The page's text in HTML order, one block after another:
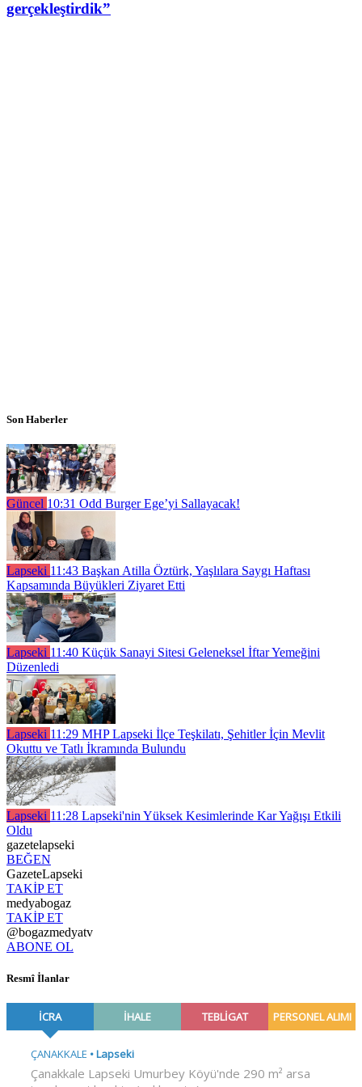
gerçekleştirdik”
Son Haberler
Güncel 10:31 Odd Burger Ege’yi Sallayacak!
Lapseki 11:43 Başkan Atilla Öztürk, Yaşlılara Saygı Haftası
Kapsamında Büyükleri Ziyaret Etti
Lapseki 11:40 Küçük Sanayi Sitesi Geleneksel İftar Yemeğini
Düzenledi
Lapseki 11:29 MHP Lapseki İlçe Teşkilatı, Şehitler İçin Mevlit
Okuttu ve Tatlı İkramında Bulundu
Lapseki 11:28 Lapseki'nin Yüksek Kesimlerinde Kar Yağışı Etkili
Oldu
gazetelapseki
BEĞEN
GazeteLapseki
TAKİP ET
medyabogaz
TAKİP ET
@bogazmedyatv
ABONE OL
Resmî İlanlar